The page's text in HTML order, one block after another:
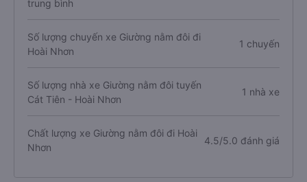
trung bình
Số lượng chuyến xe Giường nằm đôi đi
Hoài Nhơn
1 chuyến
Số lượng nhà xe Giường nằm đôi tuyến
Cát Tiên - Hoài Nhơn
1 nhà xe
Chất lượng xe Giường nằm đôi đi Hoài
Nhơn
4.5/5.0 đánh giá